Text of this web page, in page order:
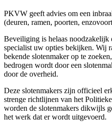
PKVW geeft advies om een
(deuren, ramen, poorten,
Beveiliging is helaas noodzakelijk
specialist uw opties bekijken. Wij
bekende slotenmaker op te
bedrogen wordt door een
door de overheid.
Deze slotenmakers zijn officieel
strenge richtlijnen van het
worden de slotenmakers dikwijls
het werk dat er wordt uitgevoerd.